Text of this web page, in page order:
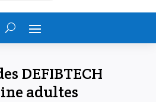
DEFIBTECH
adultes